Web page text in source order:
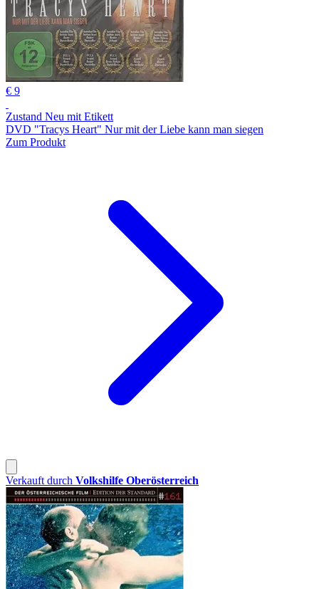
€ 9
Zustand Neu mit Etikett
DVD "Tracys Heart" Nur mit der Liebe kann man siegen
Zum Produkt
Verkauft durch Volkshilfe Oberösterreich